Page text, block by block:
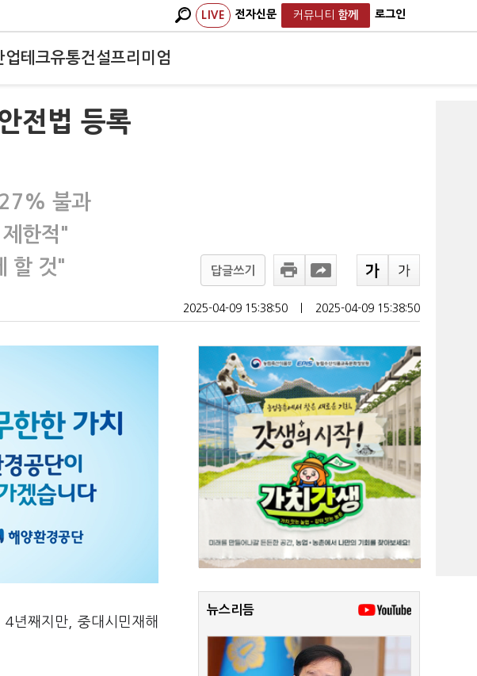
LIVE 전자신문 커뮤니티 함께 로그인
업테크유통건설프리미엄
전법 등록
불과
한적"
할 것"
답글쓰기
2025-04-09 15:38:50 2025-04-09 15:38:50
년째지만, 중대시민재해
뉴스리듬